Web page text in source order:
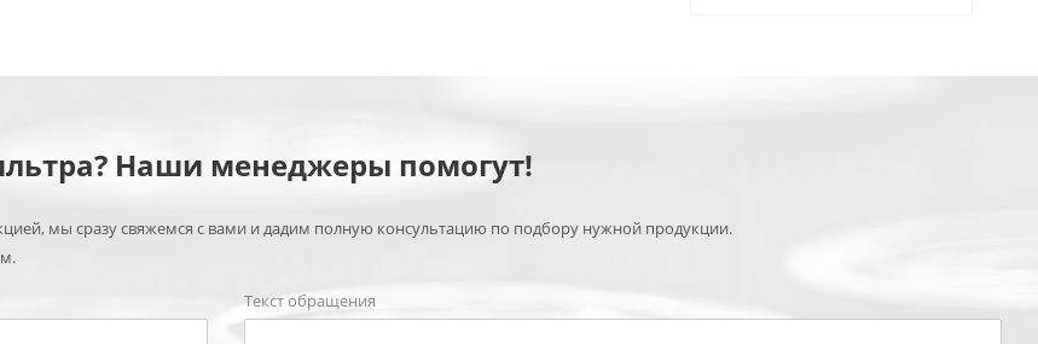
Наши менеджеры помогут!
мы сразу свяжемся с вами и дадим полную консультацию по подбору нужной продукции.
Текст обращения